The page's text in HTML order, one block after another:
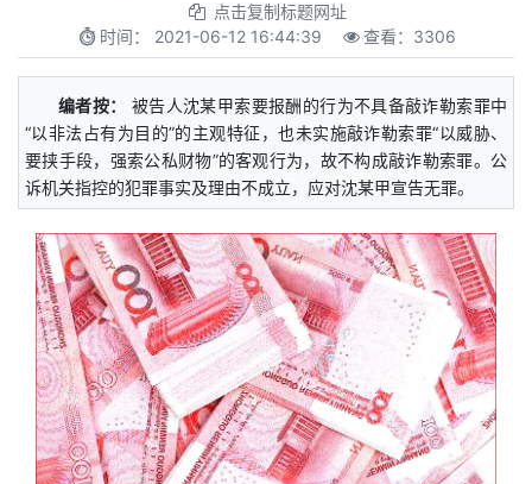
点击复制标题网址
时间： 2021-06-12 16:44:39 查看： 3306
编者按：
被告人沈某甲索要报酬的行为不具备敲诈勒索罪中
“以非法占有为目的”的主观特征，也未实施敲诈勒索罪“以威胁、
要挟手段，强索公私财物”的客观行为，故不构成敲诈勒索罪。公
诉机关指控的犯罪事实及理由不成立，应对沈某甲宣告无罪。